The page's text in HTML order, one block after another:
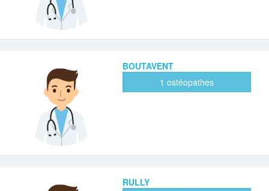
BOUTAVENT
1 ostéopathes
RULLY